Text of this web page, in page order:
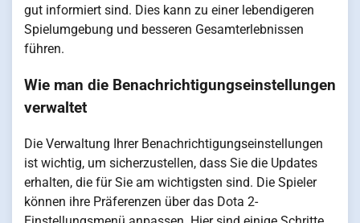
gut informiert sind. Dies kann zu einer lebendigeren
Spielumgebung und besseren Gesamterlebnissen
führen.
Wie man die Benachrichtigungseinstellungen
verwaltet
Die Verwaltung Ihrer Benachrichtigungseinstellungen
ist wichtig, um sicherzustellen, dass Sie die Updates
erhalten, die für Sie am wichtigsten sind. Die Spieler
können ihre Präferenzen über das Dota 2-